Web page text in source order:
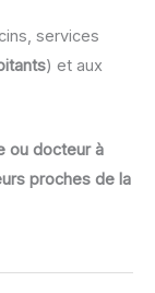
services
) et aux
ou docteur à
proches de la